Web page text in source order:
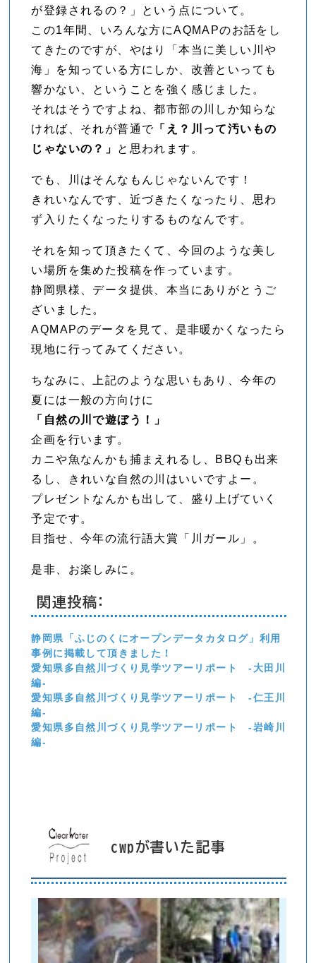
が登録されるの？」という点について。
この1年間、いろんな方にAQMAPのお話をし
てきたのですが、やはり「本当に美しい川や
海」を知っている方にしか、改善といっても
響かない、ということを強く感じました。
それはそうですよね、都市部の川しか知らな
ければ、それが普通で 「え？川って汚いもの
じゃないの？」
と思われます。
でも、川はそんなもんじゃないんです！
きれいなんです、近づきたくなったり、思わ
ず入りたくなったりするものなんです。
それを知って頂きたくて、今回のような美し
い場所を集めた投稿を作っています。
静岡県様、データ提供、本当にありがとうご
ざいました。
AQMAPのデータを見て、是非暖かくなったら
現地に行ってみてください。
ちなみに、上記のような思いもあり、今年の
夏には一般の方向けに
「自然の川で遊ぼう！」
企画を行います。
カニや魚なんかも捕まえれるし、BBQも出来
るし、きれいな自然の川はいいですよー。
プレゼントなんかも出して、盛り上げていく
予定です。
目指せ、今年の流行語大賞「川ガール」。
是非、お楽しみに。
関連投稿:
静岡県「ふじのくにオープンデータカタログ」利用
事例に掲載して頂きました！
愛知県多自然川づくり見学ツアーリポート -大田川
編-
愛知県多自然川づくり見学ツアーリポート -仁王川
編-
愛知県多自然川づくり見学ツアーリポート -岩崎川
編-
cwpが書いた記事